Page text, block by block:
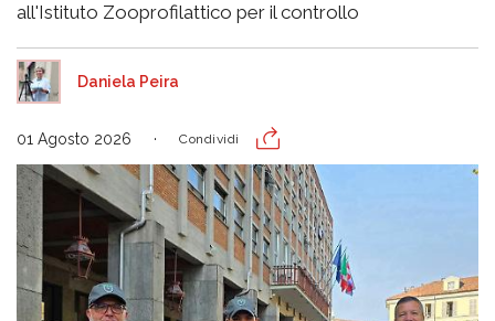
all'Istituto Zooprofilattico per il controllo
Daniela Peira
01 Agosto 2026 Condividi